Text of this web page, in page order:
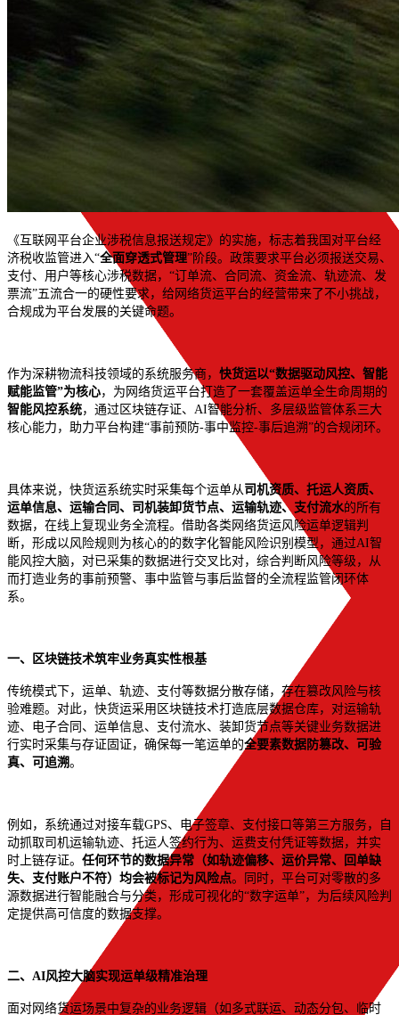
《互联网平台企业涉税信息报送规定》的实施，标志着我国对平台经
济税收监管进入“全面穿透式管理”阶段。政策要求平台必须报送交易、
支付、用户等核心涉税数据，“订单流、合同流、资金流、轨迹流、发
票流”五流合一的硬性要求，给网络货运平台的经营带来了不小挑战，
合规成为平台发展的关键命题。
作为深耕物流科技领域的系统服务商， 快货运以“数据驱动风控、智能
赋能监管”为核心，为网络货运平台打造了一套覆盖运单全生命周期的
智能风控系统，通过区块链存证、AI智能分析、多层级监管体系三大
核心能力，助力平台构建“事前预防-事中监控-事后追溯”的合规闭环。
具体来说，快货运系统实时采集每个运单从 司机资质、托运人资质、
运单信息、运输合同、司机装卸货节点、运输轨迹、支付流水的所有
数据，在线上复现业务全流程。借助各类网络货运风险运单逻辑判
断，形成以风险规则为核心的的数字化智能风险识别模型，通过AI智
能风控大脑，对已采集的数据进行交叉比对，综合判断风险等级，从
而打造业务的事前预警、事中监管与事后监督的全流程监管闭环体
系。
一、区块链技术筑牢业务真实性根基
传统模式下，运单、轨迹、支付等数据分散存储，存在篡改风险与核
验难题。对此，快货运采用区块链技术打造底层数据仓库，对运输轨
迹、电子合同、运单信息、支付流水、装卸货节点等关键业务数据进
行实时采集与存证固证，确保每一笔运单的全要素数据防篡改、可验
真、可追溯。
例如，系统通过对接车载GPS、电子签章、支付接口等第三方服务，自
动抓取司机运输轨迹、托运人签约行为、运费支付凭证等数据，并实
时上链存证。 任何环节的数据异常（如轨迹偏移、 运价异常、回单缺
失、支付账户不符）均会被标记为风险点。同时，平台可对零散的多
源数据进行智能融合与分类，形成可视化的“数字运单”，为后续风险判
定提供高可信度的数据支撑。
二、AI风控大脑实现运单级精准治理
面对网络货运场景中复杂的业务逻辑（如多式联运、动态分包、临时